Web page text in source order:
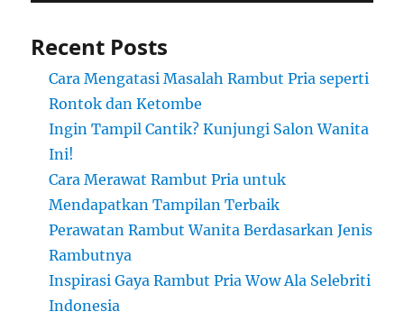
Recent Posts
Cara Mengatasi Masalah Rambut Pria seperti
Rontok dan Ketombe
Ingin Tampil Cantik? Kunjungi Salon Wanita
Ini!
Cara Merawat Rambut Pria untuk
Mendapatkan Tampilan Terbaik
Perawatan Rambut Wanita Berdasarkan Jenis
Rambutnya
Inspirasi Gaya Rambut Pria Wow Ala Selebriti
Indonesia